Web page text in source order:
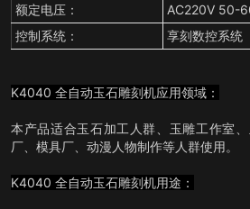
额定电压：
AC220V 50-
控制系统：
享刻数控系统
K4040 全自动玉石雕刻机应用领域：
本产品适合玉石加工人群、玉雕工作室
厂、模具厂、动漫人物制作等人群使用。
K4040 全自动玉石雕刻机用途：